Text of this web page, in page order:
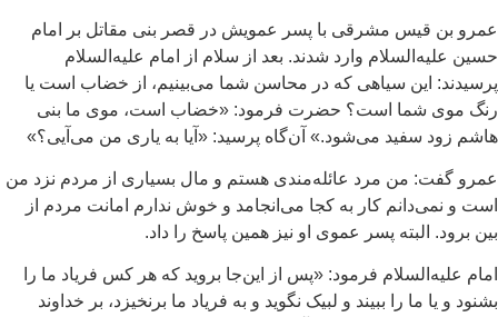
بن قیس مشرقی با پسر عمویش در قصر بنی مقاتل بر امام
علیه‌السلام وارد شدند. بعد از سلام از امام علیه‌السلام
این سیاهی که در محاسن شما می‌بینیم، از خضاب است یا
موی شما است؟ حضرت فرمود: «خضاب است، موی ما بنی
زود سفید می‌شود.» آن‌گاه پرسید: «آیا به یاری من می‌آیی؟»
گفت: من مرد عائله‌مندی هستم و مال بسیاری از مردم نزد من
و نمی‌دانم کار به کجا می‌انجامد و خوش ندارم امانت مردم از
برود. البته پسر عموی او نیز همین پاسخ را داد.
علیه‌السلام فرمود: «پس از این‌جا بروید که هر کس فریاد ما را
و یا ما را ببیند و لبیک نگوید و به فریاد ما برنخیزد، بر خداوند